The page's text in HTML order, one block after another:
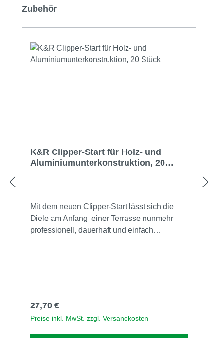
Produktgalerie überspringen
Zubehör
K&R Clipper-Start für Holz- und
Aluminiumunterkonstruktion, 20
Mit dem neuen Clipper-Start lässt sich die
Diele am Anfang einer Terrasse nunmehr
professionell, dauerhaft und einfach
die Clipper zeichnet sich der Clipper-Start
durch mehrere Eigenschaften aus:
konstruktiver Holzschutz
Regulärer Preis:
27,70 €
Preise inkl. MwSt. zzgl. Versandkosten